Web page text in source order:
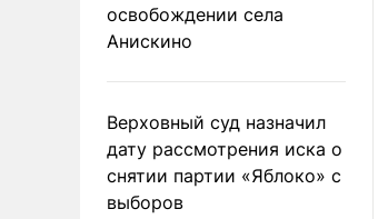
освобождении села
Анискино
Верховный суд назначил
дату рассмотрения иска о
снятии партии «Яблоко» с
выборов